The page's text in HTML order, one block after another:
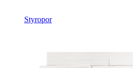
Styropor